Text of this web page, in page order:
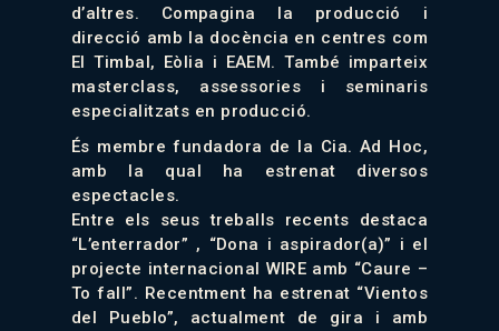
d’altres. Compagina la producció i
direcció amb la docència en centres com
El Timbal, Eòlia i EAEM. També imparteix
masterclass, assessories i seminaris
especialitzats en producció.
És membre fundadora de la Cia. Ad Hoc,
amb la qual ha estrenat diversos
espectacles.
Entre els seus treballs recents destaca
“L’enterrador” , “Dona i aspirador(a)” i el
projecte internacional WIRE amb “Caure –
To fall”. Recentment ha estrenat “Vientos
del Pueblo”, actualment de gira i amb